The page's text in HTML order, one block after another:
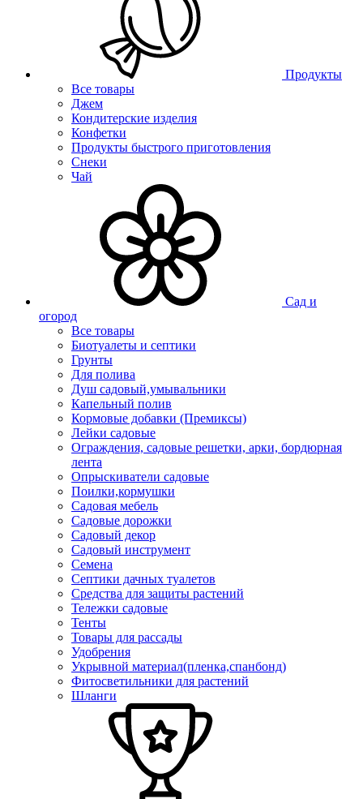
Продукты
Все товары
Джем
Кондитерские изделия
Конфетки
Продукты быстрого приготовления
Снеки
Чай
Сад и
огород
Все товары
Биотуалеты и септики
Грунты
Для полива
Душ садовый,умывальники
Капельный полив
Кормовые добавки (Премиксы)
Лейки садовые
Ограждения, садовые решетки, арки, бордюрная
лента
Опрыскиватели садовые
Поилки,кормушки
Садовая мебель
Садовые дорожки
Садовый декор
Садовый инструмент
Семена
Септики дачных туалетов
Средства для защиты растений
Тележки садовые
Тенты
Товары для рассады
Удобрения
Укрывной материал(пленка,спанбонд)
Фитосветильники для растений
Шланги